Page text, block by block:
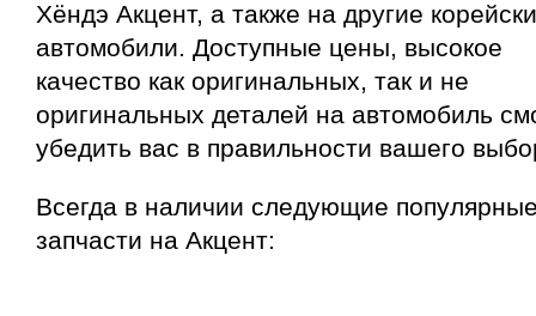
Хёндэ Акцент, а также на другие
автомобили. Доступные цены, высокое
качество как оригинальных, так и не
оригинальных деталей на автомобиль
убедить вас в правильности вашего
Всегда в наличии следующие
запчасти на Акцент: